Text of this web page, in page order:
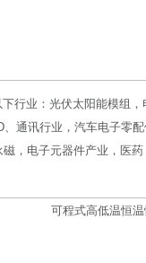
行业：光伏太阳能模组
通讯行业，汽车电子零
，电子元器件产业，医